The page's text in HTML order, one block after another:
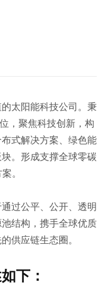
太阳能科技公司。秉
，聚焦科技创新，构
式解决方案、绿色能
。形成支撑全球零碳
。
过公平、公开、透明
结构，携手全球优质
供应链生态圈。
下：